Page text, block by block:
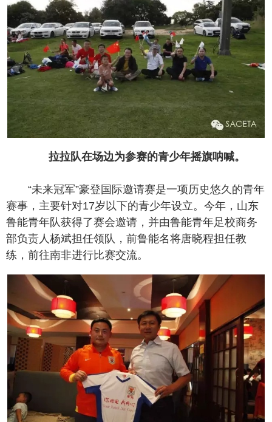
拉拉队在场边为参赛的青少年摇旗呐喊。
“未来冠军”豪登国际邀请赛是一项历史悠久的青年
赛事，主要针对17岁以下的青少年设立。今年，山东
鲁能青年队获得了赛会邀请，并由鲁能青年足校商务
部负责人杨斌担任领队，前鲁能名将唐晓程担任教
练，前往南非进行比赛交流。